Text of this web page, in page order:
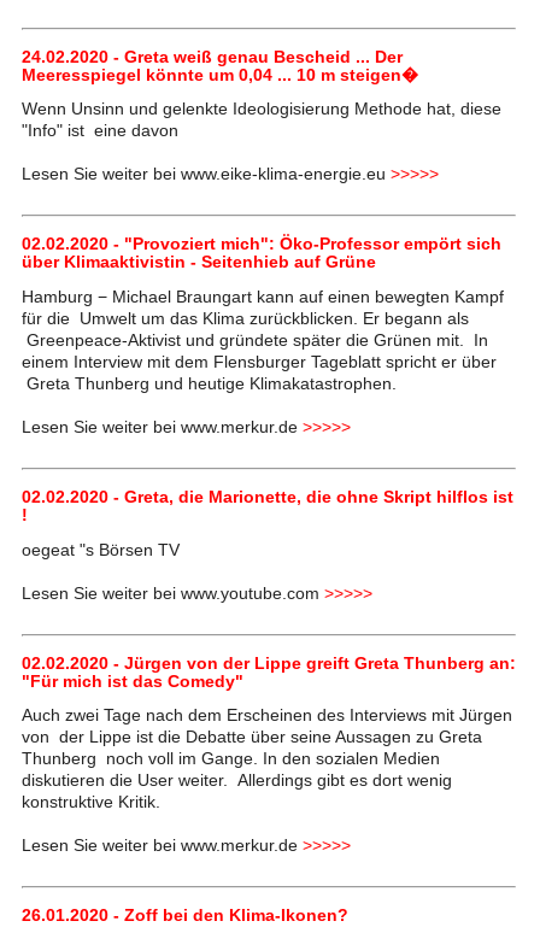
24.02.2020 - Greta weiß genau Bescheid ... Der
Meeresspiegel könnte um 0,04 ... 10 m steigen�
Wenn Unsinn und gelenkte Ideologisierung Methode hat, diese
"Info" ist eine davon
Lesen Sie weiter bei www.eike-klima-energie.eu >>>>>
02.02.2020 - "Provoziert mich": Öko-Professor empört sich
über Klimaaktivistin - Seitenhieb auf Grüne
Hamburg − Michael Braungart kann auf einen bewegten Kampf
für die Umwelt um das Klima zurückblicken. Er begann als
Greenpeace-Aktivist und gründete später die Grünen mit. In
einem Interview mit dem Flensburger Tageblatt spricht er über
Greta Thunberg und heutige Klimakatastrophen.
Lesen Sie weiter bei www.merkur.de >>>>>
02.02.2020 - Greta, die Marionette, die ohne Skript hilflos ist
!
oegeat "s Börsen TV
Lesen Sie weiter bei www.youtube.com >>>>>
02.02.2020 - Jürgen von der Lippe greift Greta Thunberg an:
"Für mich ist das Comedy"
Auch zwei Tage nach dem Erscheinen des Interviews mit Jürgen
von der Lippe ist die Debatte über seine Aussagen zu Greta
Thunberg noch voll im Gange. In den sozialen Medien
diskutieren die User weiter. Allerdings gibt es dort wenig
konstruktive Kritik.
Lesen Sie weiter bei www.merkur.de >>>>>
26.01.2020 - Zoff bei den Klima-Ikonen?